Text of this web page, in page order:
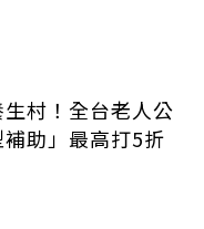
村！全台老人公
助」最高打5折